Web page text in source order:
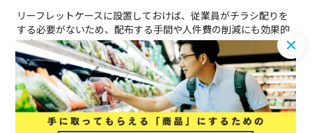
リーフレットケースに設置しておけば、従業員がチラシ配りを
する必要がないため、配布する手間や人件費の削減にも効果的
です。
＞＞リーフレットケースについて詳しく見てみる
アイテム4.卓上フック